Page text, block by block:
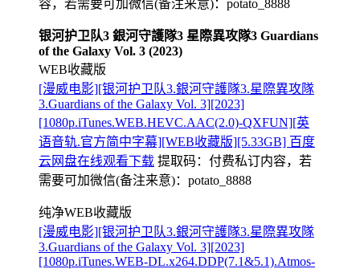
容，若需要可加微信(备注来意)：potato_8888
银河护卫队3 銀河守護隊3 星際異攻隊3 Guardians
of the Galaxy Vol. 3 (2023)
WEB收藏版
[漫威电影][银河护卫队3.銀河守護隊3.星際異攻隊
3.Guardians of the Galaxy Vol. 3][2023]
[1080p.iTunes.WEB.HEVC.AAC(2.0)-QXFUN][英
语音轨.官方简中字幕][WEB收藏版][5.33GB] 百度
云网盘在线观看下载 提取码： 付费私订内容，若
需要可加微信(备注来意)：potato_8888
纯净WEB收藏版
[漫威电影][银河护卫队3.銀河守護隊3.星際異攻隊
3.Guardians of the Galaxy Vol. 3][2023]
[1080p.iTunes.WEB-DL.x264.DDP(7.1&5.1).Atmos-